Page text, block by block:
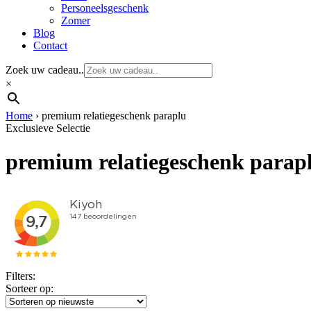
Personeelsgeschenk
Zomer
Blog
Contact
Zoek uw cadeau..
×
Home › premium relatiegeschenk paraplu
Exclusieve Selectie
premium relatiegeschenk
Filters:
Sorteer op: